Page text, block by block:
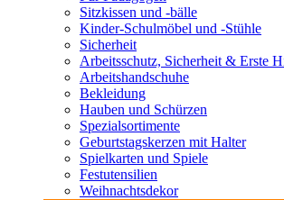
Sitzkissen und -bälle
Kinder-Schulmöbel und -Stühle
Sicherheit
Arbeitsschutz, Sicherheit & Erste
Arbeitshandschuhe
Bekleidung
Hauben und Schürzen
Spezialsortimente
Geburtstagskerzen mit Halter
Spielkarten und Spiele
Festutensilien
Weihnachtsdekor